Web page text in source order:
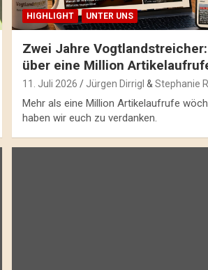
HIGHLIGHT UNTER UNS
Zwei Jahre
über eine Million
11. Juli 2026 Jürgen Dirrigl & Stephanie
Mehr als eine Million Artikelaufrufe
haben wir euch zu verdanken.